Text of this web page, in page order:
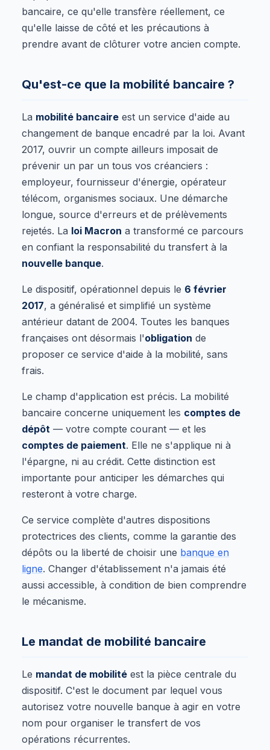
bancaire, ce qu'elle transfère réellement, ce
qu'elle laisse de côté et les précautions à
prendre avant de clôturer votre ancien compte.
Qu'est-ce que la mobilité bancaire ?
La mobilité bancaire est un service d'aide au
changement de banque encadré par la loi. Avant
2017, ouvrir un compte ailleurs imposait de
prévenir un par un tous vos créanciers :
employeur, fournisseur d'énergie, opérateur
télécom, organismes sociaux. Une démarche
longue, source d'erreurs et de prélèvements
rejetés. La loi Macron a transformé ce parcours
en confiant la responsabilité du transfert à la
nouvelle banque.
Le dispositif, opérationnel depuis le 6 février
2017, a généralisé et simplifié un système
antérieur datant de 2004. Toutes les banques
françaises ont désormais l'obligation de
proposer ce service d'aide à la mobilité, sans
frais.
Le champ d'application est précis. La mobilité
bancaire concerne uniquement les comptes de
dépôt — votre compte courant — et les
comptes de paiement. Elle ne s'applique ni à
l'épargne, ni au crédit. Cette distinction est
importante pour anticiper les démarches qui
resteront à votre charge.
Ce service complète d'autres dispositions
protectrices des clients, comme la garantie des
dépôts ou la liberté de choisir une banque en
ligne. Changer d'établissement n'a jamais été
aussi accessible, à condition de bien comprendre
le mécanisme.
Le mandat de mobilité bancaire
Le mandat de mobilité est la pièce centrale du
dispositif. C'est le document par lequel vous
autorisez votre nouvelle banque à agir en votre
nom pour organiser le transfert de vos
opérations récurrentes.